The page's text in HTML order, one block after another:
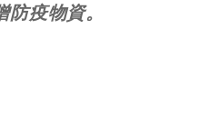
疫物資。